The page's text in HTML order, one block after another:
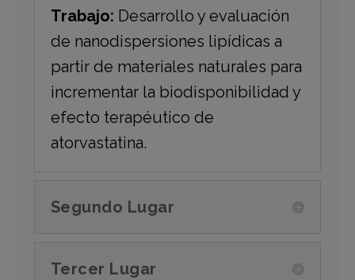
Trabajo: Desarrollo y evaluación
de nanodispersiones lipídicas a
partir de materiales naturales para
incrementar la biodisponibilidad y
efecto terapéutico de
atorvastatina.
Segundo Lugar
Tercer Lugar